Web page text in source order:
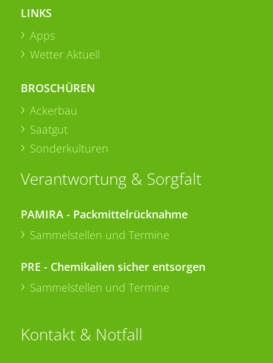
LINKS
Apps
Wetter Aktuell
BROSCHÜREN
Ackerbau
Saatgut
Sonderkulturen
Verantwortung & Sorgfalt
PAMIRA - Packmittelrücknahme
Sammelstellen und Termine
PRE - Chemikalien sicher entsorgen
Sammelstellen und Termine
Kontakt & Notfall